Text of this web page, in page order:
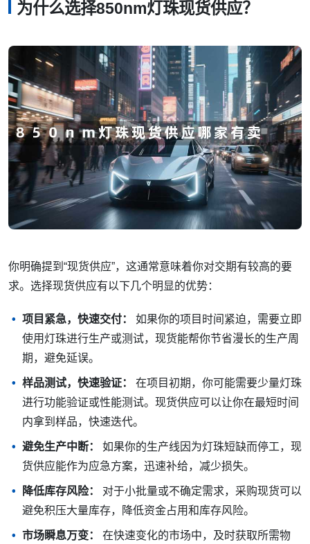
为什么选择850nm灯珠现货供应？
你明确提到“现货供应”，这通常意味着你对交期有较高的要
求。选择现货供应有以下几个明显的优势：
项目紧急，快速交付：
如果你的项目时间紧迫，需要立即
使用灯珠进行生产或测试，现货能帮你节省漫长的生产周
期，避免延误。
样品测试，快速验证：
在项目初期，你可能需要少量灯珠
进行功能验证或性能测试。现货供应可以让你在最短时间
内拿到样品，快速迭代。
避免生产中断：
如果你的生产线因为灯珠短缺而停工，现
货供应能作为应急方案，迅速补给，减少损失。
降低库存风险：
对于小批量或不确定需求，采购现货可以
避免积压大量库存，降低资金占用和库存风险。
市场瞬息万变：
在快速变化的市场中，及时获取所需物